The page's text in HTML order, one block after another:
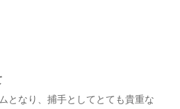
となり、捕手としてとても貴重な